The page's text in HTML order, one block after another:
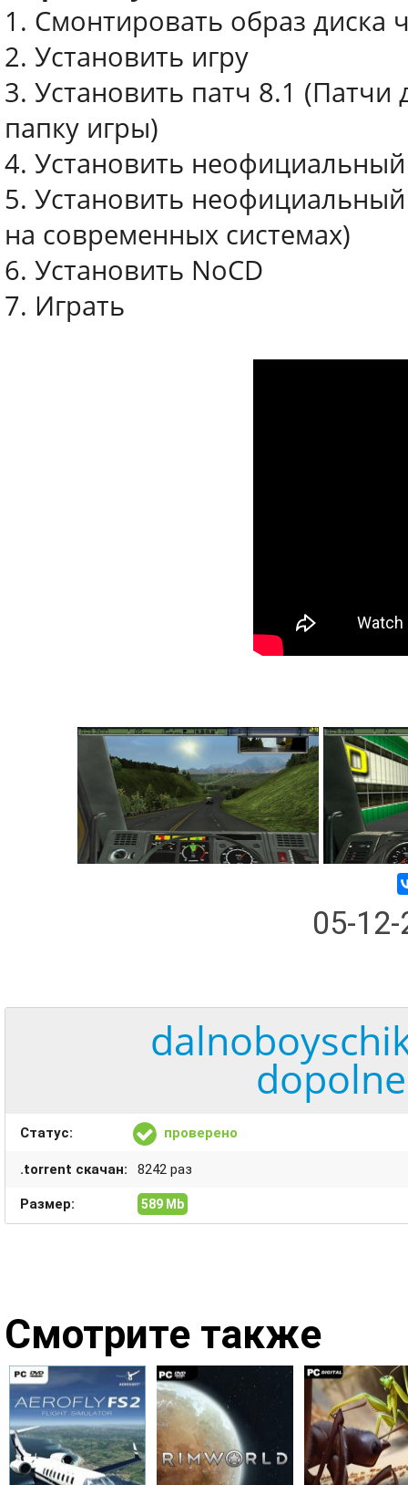
1. Смонтировать образ диска
2. Установить игру
3. Установить патч 8.1
папку игры)
4. Установить
5. Установить
на современных системах)
6. Установить NoCD
7. Играть
05-
Статус: проверено
.torrent скачан: 8242 раз
Размер: 589 Mb
Смотрите также